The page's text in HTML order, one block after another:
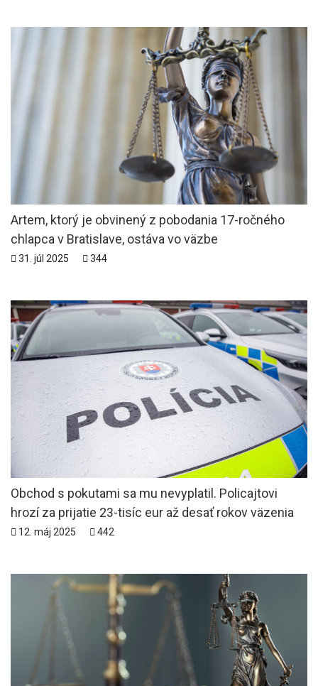
Artem, ktorý je obvinený z pobodania 17-ročného
chlapca v Bratislave, ostáva vo väzbe
31. júl 2025 344
Obchod s pokutami sa mu nevyplatil. Policajtovi
hrozí za prijatie 23-tisíc eur až desať rokov väzenia
12. máj 2025 442